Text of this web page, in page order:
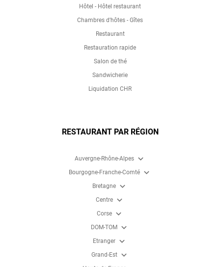
Hôtel - Hôtel restaurant
Chambres d'hôtes - Gîtes
Restaurant
Restauration rapide
Salon de thé
Sandwicherie
Liquidation CHR
RESTAURANT PAR RÉGION
Auvergne-Rhône-Alpes expand_more
Bourgogne-Franche-Comté expand_more
Bretagne expand_more
Centre expand_more
Corse expand_more
DOM-TOM expand_more
Etranger expand_more
Grand-Est expand_more